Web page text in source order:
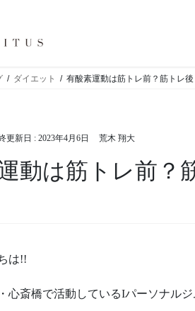
ダイエット 有酸素運動は筋トレ前？筋トレ
更新日 : 2023年4月6日 荒木 翔大
動は筋トレ前？
は!!
心斎橋で活動しているIパーソナル